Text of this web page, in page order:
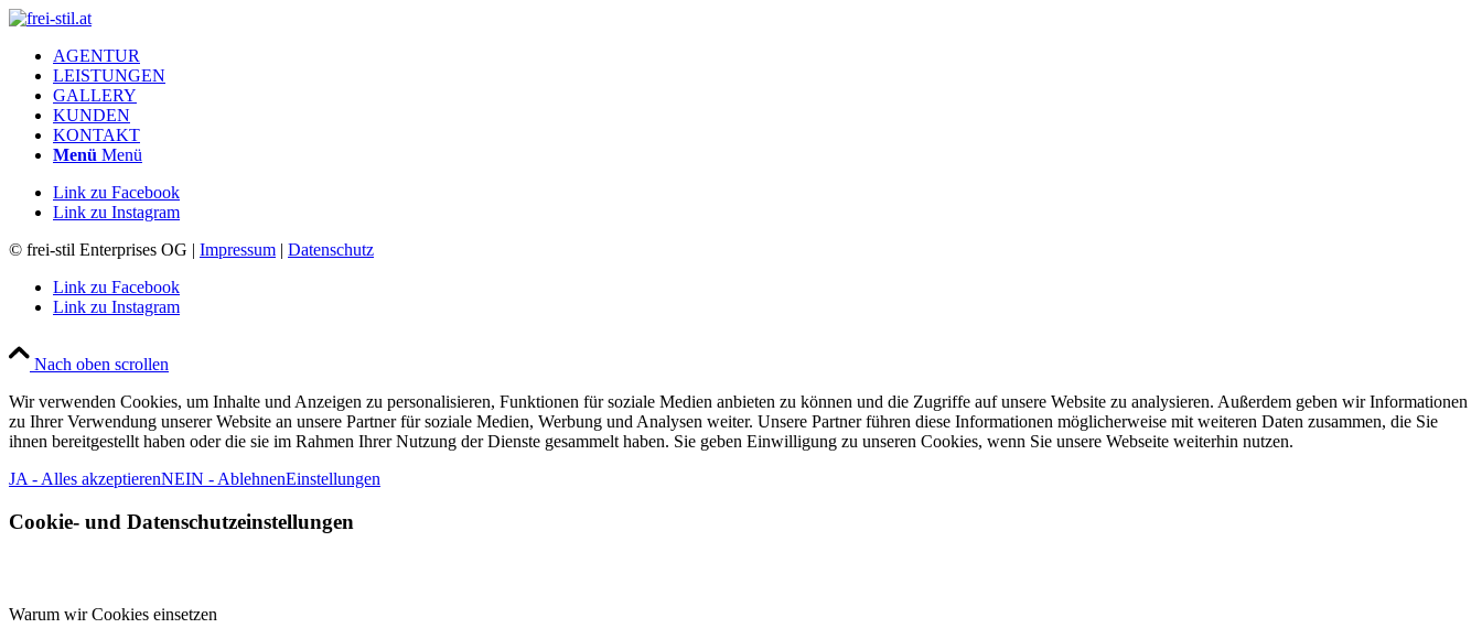
AGENTUR
LEISTUNGEN
GALLERY
KUNDEN
KONTAKT
Menü Menü
Link zu Facebook
Link zu Instagram
© frei-stil Enterprises OG | Impressum | Datenschutz
Link zu Facebook
Link zu Instagram
Nach oben scrollen
Wir verwenden Cookies, um Inhalte und Anzeigen zu personalisieren, Funktionen für soziale Medien anbieten zu können und die Zugriffe auf unsere Website zu analysieren. Außerdem geben wir Informationen
zu Ihrer Verwendung unserer Website an unsere Partner für soziale Medien, Werbung und Analysen weiter. Unsere Partner führen diese Informationen möglicherweise mit weiteren Daten zusammen, die Sie
ihnen bereitgestellt haben oder die sie im Rahmen Ihrer Nutzung der Dienste gesammelt haben. Sie geben Einwilligung zu unseren Cookies, wenn Sie unsere Webseite weiterhin nutzen.
JA - Alles akzeptierenNEIN - AblehnenEinstellungen
Cookie- und Datenschutzeinstellungen
Warum wir Cookies einsetzen